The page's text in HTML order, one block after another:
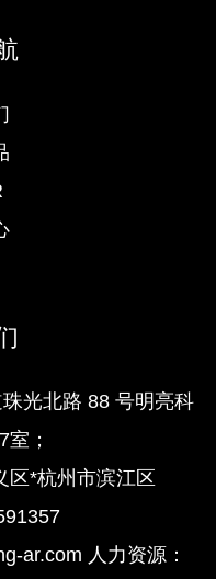
光北路 88 号明亮科
；
区*杭州市滨江区
ar.com 人力资源：